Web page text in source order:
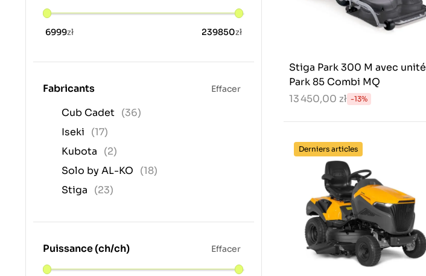
6999zł 239850zł
Fabricants Effacer
Cub Cadet (36)
Iseki
(17)
Kubota
(2)
Solo by AL-KO
(18)
Stiga
(23)
Puissance (ch/ch) Effacer
Stiga Park 300 M avec unité
Park 85 Combi MQ
13 450,00 zł -13%
Derniers articles